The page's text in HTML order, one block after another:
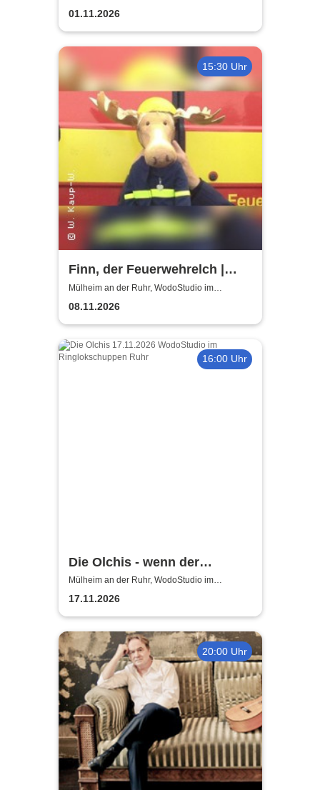
Ringlokschuppen Ruhr
01.11.2026
15:30 Uhr
Finn, der Feuerwehrelch |
WodoStudio im
Ringlokschuppen Ruhr
Mülheim an der Ruhr, WodoStudio im
Ringlokschuppen Ruhr
08.11.2026
16:00 Uhr
Die Olchis - wenn der
Babysitter kommt
Mülheim an der Ruhr, WodoStudio im
Ringlokschuppen Ruhr
17.11.2026
20:00 Uhr